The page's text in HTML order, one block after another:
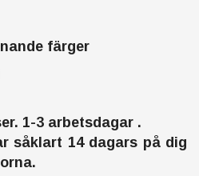
färger
1-3 arbetsdagar .
såklart 14 dagars på dig